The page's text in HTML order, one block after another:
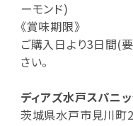
ーモンド)
《賞味期限》
ご購入日より3日間(
さい。
ディアズ水戸スパニ
茨城県水戸市見川町